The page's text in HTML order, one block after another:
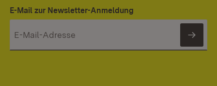
E-Mail zur Newsletter-Anmeldung